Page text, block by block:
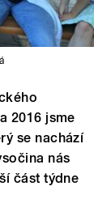
2016 jsme
se nachází
nás
část týdne